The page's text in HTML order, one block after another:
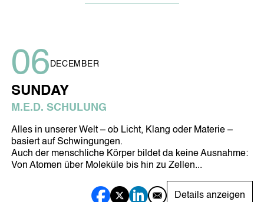
06 DECEMBER
SUNDAY
M.E.D. SCHULUNG
Alles in unserer Welt – ob Licht, Klang oder Materie –
basiert auf Schwingungen.
Auch der menschliche Körper bildet da keine Ausnahme:
Von Atomen über Moleküle bis hin zu Zellen...
Details anzeigen